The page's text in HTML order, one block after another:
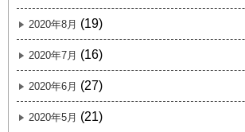
2020年8月 (19)
2020年7月 (16)
2020年6月 (27)
2020年5月 (21)